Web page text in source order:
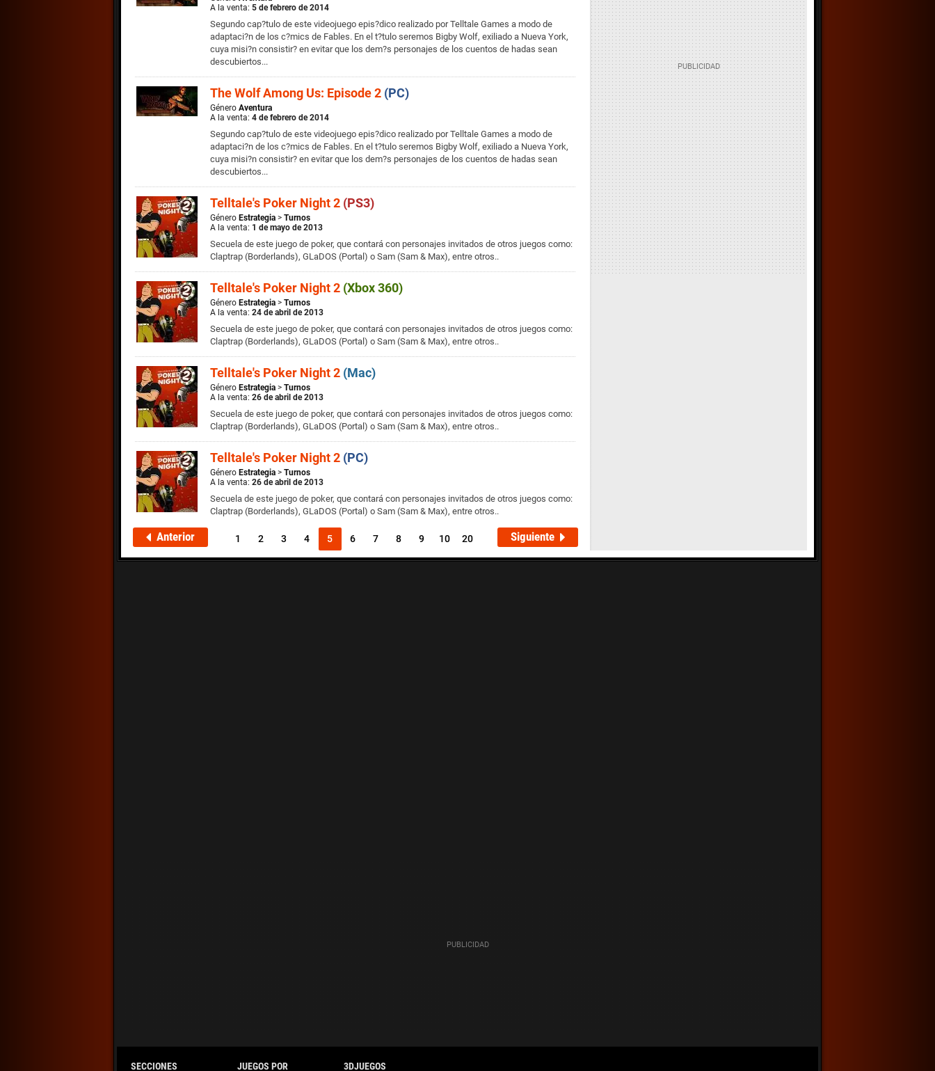
A la venta: 5 de febrero de 2014
Segundo cap?tulo de este videojuego epis?dico realizado por Telltale Games a modo de
adaptaci?n de los c?mics de Fables. En el t?tulo seremos Bigby Wolf, exiliado a Nueva York,
cuya misi?n consistir? en evitar que los dem?s personajes de los cuentos de hadas sean
descubiertos...
The Wolf Among Us: Episode 2 (PC)
Género Aventura
A la venta: 4 de febrero de 2014
Segundo cap?tulo de este videojuego epis?dico realizado por Telltale Games a modo de
adaptaci?n de los c?mics de Fables. En el t?tulo seremos Bigby Wolf, exiliado a Nueva York,
cuya misi?n consistir? en evitar que los dem?s personajes de los cuentos de hadas sean
descubiertos...
Telltale's Poker Night 2 (PS3)
Género Estrategia > Turnos
A la venta: 1 de mayo de 2013
Secuela de este juego de poker, que contará con personajes invitados de otros juegos como:
Claptrap (Borderlands), GLaDOS (Portal) o Sam (Sam & Max), entre otros..
Telltale's Poker Night 2 (Xbox 360)
Género Estrategia > Turnos
A la venta: 24 de abril de 2013
Secuela de este juego de poker, que contará con personajes invitados de otros juegos como:
Claptrap (Borderlands), GLaDOS (Portal) o Sam (Sam & Max), entre otros..
Telltale's Poker Night 2 (Mac)
Género Estrategia > Turnos
A la venta: 26 de abril de 2013
Secuela de este juego de poker, que contará con personajes invitados de otros juegos como:
Claptrap (Borderlands), GLaDOS (Portal) o Sam (Sam & Max), entre otros..
Telltale's Poker Night 2 (PC)
Género Estrategia > Turnos
A la venta: 26 de abril de 2013
Secuela de este juego de poker, que contará con personajes invitados de otros juegos como:
Claptrap (Borderlands), GLaDOS (Portal) o Sam (Sam & Max), entre otros..
Anterior 1 2 3 4 5 6 7 8 9 10 20 Siguiente